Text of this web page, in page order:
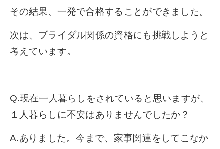
その結果、一発で合格することができました。
次は、ブライダル関係の資格にも挑戦しようと
考えています。
Q.現在一人暮らしをされていると思いますが、
１人暮らしに不安はありませんでしたか？
A.ありました。今まで、家事関連をしてこなか